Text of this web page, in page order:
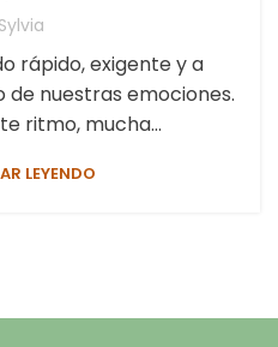
Sylvia
rápido, exigente y a
nuestras emociones.
ritmo, mucha...
LEYENDO